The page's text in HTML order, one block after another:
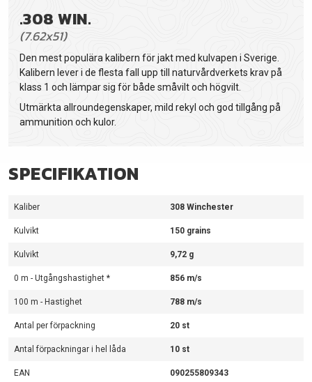
.308 WIN.
(7.62x51)
Den mest populära kalibern för jakt med kulvapen i Sverige.
Kalibern lever i de flesta fall upp till naturvårdverkets krav på
klass 1 och lämpar sig för både småvilt och högvilt.
Utmärkta allroundegenskaper, mild rekyl och god tillgång på
ammunition och kulor.
SPECIFIKATION
Kaliber 308 Winchester
Kulvikt 150 grains
Kulvikt 9,72 g
0 m - Utgångshastighet * 856 m/s
100 m - Hastighet 788 m/s
Antal per förpackning 20 st
Antal förpackningar i hel låda 10 st
EAN 090255809343